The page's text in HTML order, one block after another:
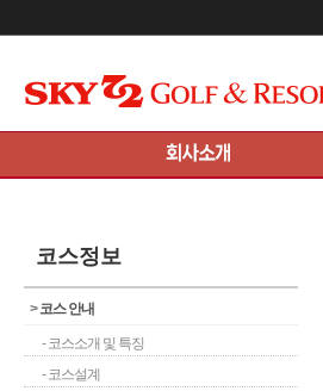
코스정보
>코스 안내
- 코스소개 및 특징
- 코스설계